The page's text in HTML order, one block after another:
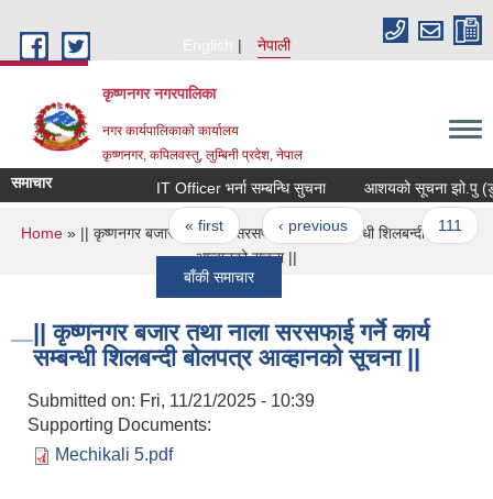
English
नेपाली
कृष्णनगर नगरपालिका
नगर कार्यपालिकाको कार्यालय
कृष्णनगर, कपिलवस्तु, लुम्बिनी प्रदेश, नेपाल
समाचार IT Officer भर्ना सम्बन्धि सुचना आशयको सूचना झो.पु
Pages
« first ‹ previous … 111
बाँकी समाचार
You are here
Home» || कृष्णनगर बजार तथा नाला सरसफाई गर्ने कार्य सम्बन्धी शिलबन्दी बोलपत्र
आव्हानको सूचना ||
|| कृष्णनगर बजार तथा नाला सरसफाई गर्ने कार्य
सम्बन्धी शिलबन्दी बोलपत्र आव्हानको सूचना ||
Submitted on: Fri, 11/21/2025 - 10:39
Supporting Documents:
Mechikali 5.pdf